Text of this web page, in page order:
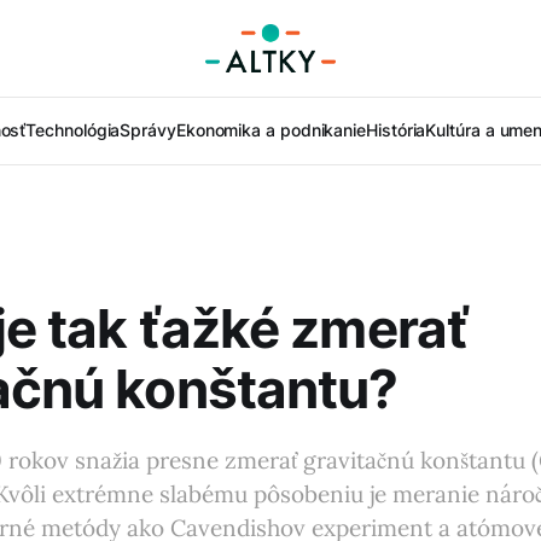
TechnológiaSprávyEkonomika a podnikanieHistóriaKultúra a
tak ťažké zmerať
konštantu?
rokov snažia presne zmerať gravitačnú konštantu
extrémne slabému pôsobeniu je meranie
metódy ako Cavendishov experiment a